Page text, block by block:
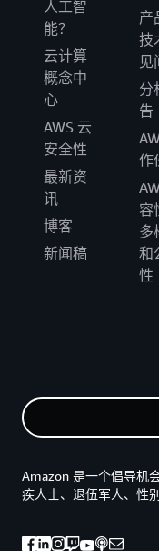
人工智
能？
云计算
概念中
心
AWS 云
安全性
最新资
讯
博客
新闻稿
产
技
见
分
告
作
容
多
和
性
Amazon 是一个倡导机
疾人士、退伍军人、性